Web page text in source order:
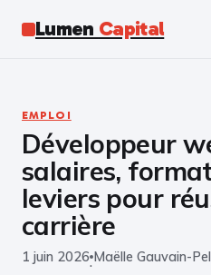
Lumen Capital
Business
Finance
Marketing
EMPLOI
Développeur
salaires,
leviers pour
carrière
1 juin 2026
·
Maëlle Gauvain-